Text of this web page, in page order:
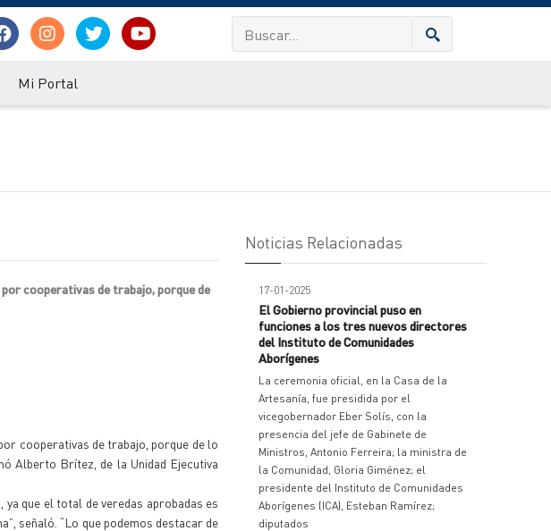
Mi Portal
cooperativas de trabajo, porque de
cooperativas de trabajo, porque de lo
Alberto Brítez, de la Unidad Ejecutiva
que el total de veredas aprobadas es
señaló. “Lo que podemos destacar de
Noticias Relacionadas
17-01-2025
El Gobierno provincial puso en
funciones a los tres nuevos directores
del Instituto de Comunidades
Aborígenes
La ceremonia oficial, en la Casa de la
Artesanía, fue presidida por el
vicegobernador Eber Solís, con la
presencia del jefe de Gabinete de
Ministros, Antonio Ferreira; la ministra de
la Comunidad, Gloria Giménez; el
presidente del Instituto de Comunidades
Aborígenes (ICA), Esteban Ramírez;
diputados